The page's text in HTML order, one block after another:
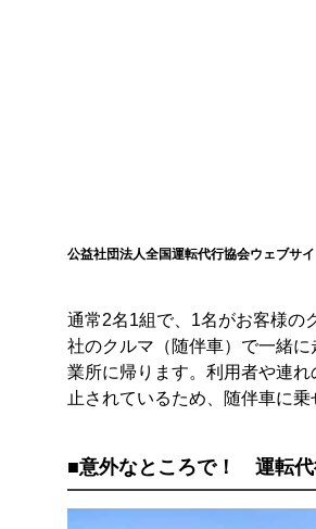
公益社団法人全国運転代行協会ウェブサイ
通常2名1組で、1名がお客様の
社のクルマ（随伴車）で一緒
業所に帰ります。利用者や連
止されているため、随伴車に乗
■意外なところで！ 運転代